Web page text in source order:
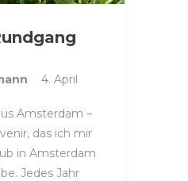
4. April
Amsterdam –
das ich mir
in Amsterdam
Jedes Jahr